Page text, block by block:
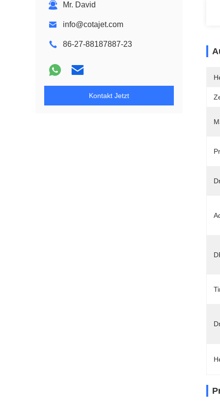
Mr. David
info@cotajet.com
86-27-88187887-23
Kontakt Jetzt